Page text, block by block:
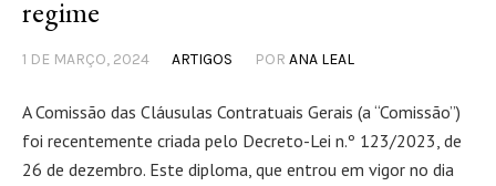
regime
1 DE MARÇO, 2024 ARTIGOS POR ANA LEAL
A Comissão das Cláusulas Contratuais Gerais (a “Comissão”)
foi recentemente criada pelo Decreto-Lei n.º 123/2023, de
26 de dezembro. Este diploma, que entrou em vigor no dia